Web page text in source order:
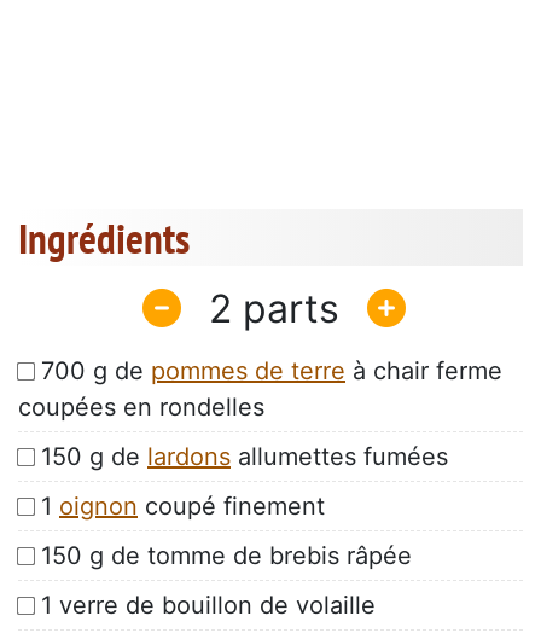
Ingrédients
2
700 g de pommes de terre à chair ferme
coupées en rondelles
150 g de lardons allumettes fumées
1 oignon coupé finement
150 g de tomme de brebis râpée
1 verre de bouillon de volaille